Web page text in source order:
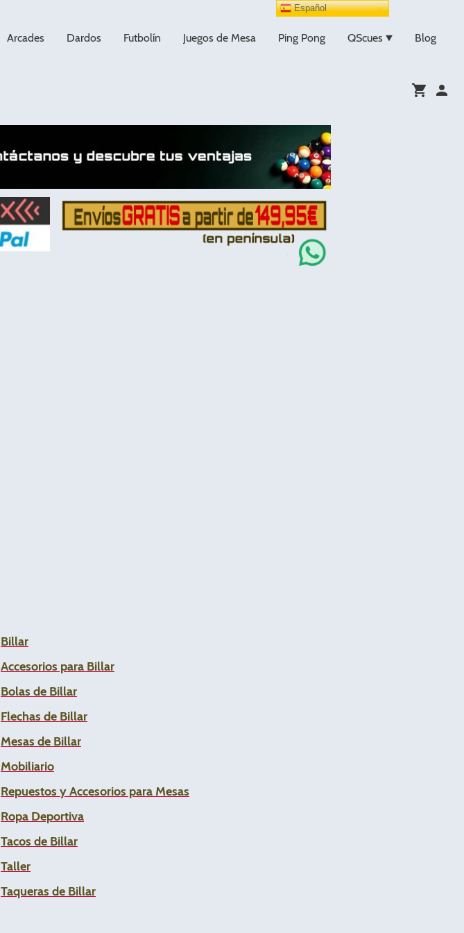
Arcades Dardos Futbolín Juegos de Mesa Ping Pong QScues Blog
Billar
Accesorios para Billar
Bolas de Billar
Flechas de Billar
Mesas de Billar
Mobiliario
Repuestos y Accesorios para Mesas
Ropa Deportiva
Tacos de Billar
Taller
Taqueras de Billar
Español